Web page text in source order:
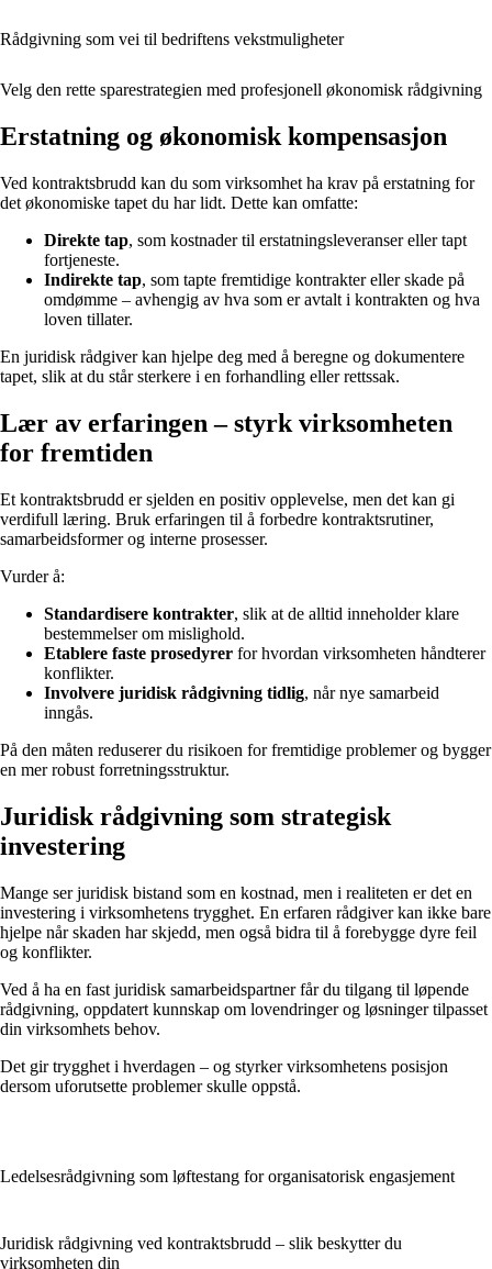
Rådgivning som vei til bedriftens vekstmuligheter
Velg den rette sparestrategien med profesjonell økonomisk rådgivning
Erstatning og økonomisk kompensasjon
Ved kontraktsbrudd kan du som virksomhet ha krav på erstatning for
det økonomiske tapet du har lidt. Dette kan omfatte:
Direkte tap, som kostnader til erstatningsleveranser eller tapt
fortjeneste.
Indirekte tap, som tapte fremtidige kontrakter eller skade på
omdømme – avhengig av hva som er avtalt i kontrakten og hva
loven tillater.
En juridisk rådgiver kan hjelpe deg med å beregne og dokumentere
tapet, slik at du står sterkere i en forhandling eller rettssak.
Lær av erfaringen – styrk virksomheten
for fremtiden
Et kontraktsbrudd er sjelden en positiv opplevelse, men det kan gi
verdifull læring. Bruk erfaringen til å forbedre kontraktsrutiner,
samarbeidsformer og interne prosesser.
Vurder å:
Standardisere kontrakter, slik at de alltid inneholder klare
bestemmelser om mislighold.
Etablere faste prosedyrer for hvordan virksomheten håndterer
konflikter.
Involvere juridisk rådgivning tidlig, når nye samarbeid
inngås.
På den måten reduserer du risikoen for fremtidige problemer og bygger
en mer robust forretningsstruktur.
Juridisk rådgivning som strategisk
investering
Mange ser juridisk bistand som en kostnad, men i realiteten er det en
investering i virksomhetens trygghet. En erfaren rådgiver kan ikke bare
hjelpe når skaden har skjedd, men også bidra til å forebygge dyre feil
og konflikter.
Ved å ha en fast juridisk samarbeidspartner får du tilgang til løpende
rådgivning, oppdatert kunnskap om lovendringer og løsninger tilpasset
din virksomhets behov.
Det gir trygghet i hverdagen – og styrker virksomhetens posisjon
dersom uforutsette problemer skulle oppstå.
Ledelsesrådgivning som løftestang for organisatorisk engasjement
Juridisk rådgivning ved kontraktsbrudd – slik beskytter du
virksomheten din